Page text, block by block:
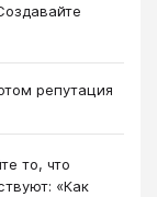
репутация
то, что
«Как